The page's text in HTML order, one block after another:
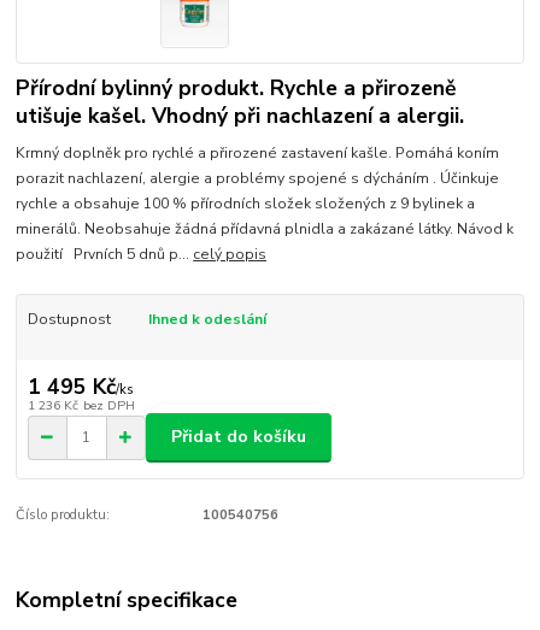
Přírodní bylinný produkt. Rychle a přirozeně
utišuje kašel. Vhodný při nachlazení a alergii.
Krmný doplněk pro rychlé a přirozené zastavení kašle. Pomáhá koním
porazit nachlazení, alergie a problémy spojené s dýcháním . Účinkuje
rychle a obsahuje 100 % přírodních složek složených z 9 bylinek a
minerálů. Neobsahuje žádná přídavná plnidla a zakázané látky. Návod k
použití Prvních 5 dnů p... celý popis
Dostupnost Ihned k odeslání
1 495 Kč/ks
1 236 Kč bez DPH
Přidat do košíku
Číslo produktu: 100540756
Kompletní specifikace